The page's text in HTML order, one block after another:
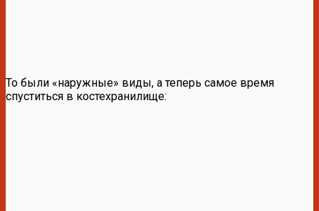
То были «наружные» виды, а теперь самое время
спуститься в костехранилище: